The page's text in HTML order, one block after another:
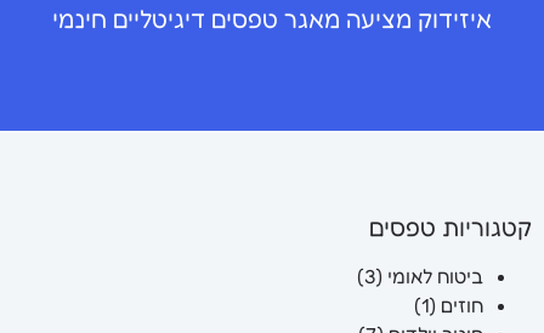
איזידוק מציעה מאגר טפסים דיגיטליים חינמי
קטגוריות טפסים
ביטוח לאומי (3)
חוזים (1)